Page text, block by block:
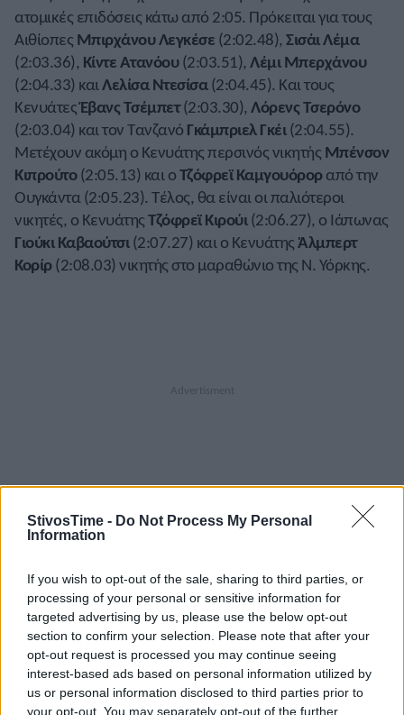
StivosTime - Do Not Process My Personal
Information
If you wish to opt-out of the sale, sharing to third parties, or
processing of your personal or sensitive information for
targeted advertising by us, please use the below opt-out
section to confirm your selection. Please note that after your
opt-out request is processed you may continue seeing
interest-based ads based on personal information utilized by
us or personal information disclosed to third parties prior to
your opt-out. You may separately opt-out of the further
A+ A- A±
ατομικές επιδόσεις κάτω από 2:05. Πρόκειται για τους
Αιθίοπες Μπιρχάνου Λεγκέσε (2:02.48),Σισάι Λέμα
(2:03.36), Κίντε Ατανόου(2:03.51),Λέμι Μπερχάνου
(2:04.33) καιΛελίσα Ντεσίσα(2:04.45). Και τους
ΚενυάτεςΈβανς Τσέμπετ(2:03.30),Λόρενς Τσερόνο
(2:03.04) και τον Τανζανό Γκάμπριελ Γκέι(2:04.55).
Μετέχουν ακόμη ο Κενυάτης περσινός νικητής Μπένσον
Κιπρούτο(2:05.13) και οΤζόφρεϊ Καμγουόροραπό την
Ουγκάντα (2:05.23). Τέλος, θα είναι οι παλιότεροι
νικητές, ο ΚενυάτηςΤζόφρεϊ Κιρούι(2:06.27), ο Ιάπωνας
Γιούκι Καβαούτσι(2:07.27) και ο ΚενυάτηςΆλμπερτ
Κορίρ(2:08.03) νικητής στο μαραθώνιο της Ν. Υόρκης.
Εγγραφείτε στο Stivostime των